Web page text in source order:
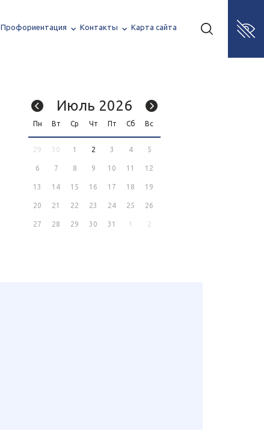
Профориентация Контакты Карта сайта
Июль 2026
Пн Вт Ср Чт Пт Сб Вс
29 30 1 2 3 4 5
6 7 8 9 10 11 12
13 14 15 16 17 18 19
20 21 22 23 24 25 26
27 28 29 30 31 1 2